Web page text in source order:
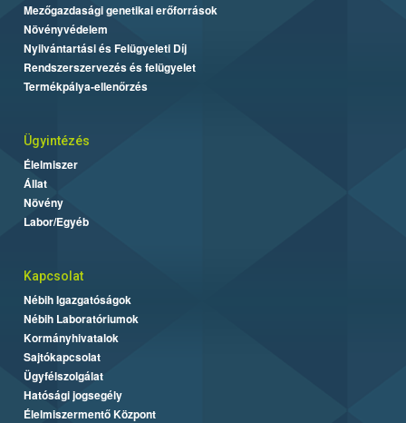
Mezőgazdasági genetikai erőforrások
Növényvédelem
Nyilvántartási és Felügyeleti Díj
Rendszerszervezés és felügyelet
Termékpálya-ellenőrzés
Ügyintézés
Élelmiszer
Állat
Növény
Labor/Egyéb
Kapcsolat
Nébih Igazgatóságok
Nébih Laboratóriumok
Kormányhivatalok
Sajtókapcsolat
Ügyfélszolgálat
Hatósági jogsegély
Élelmiszermentő Központ